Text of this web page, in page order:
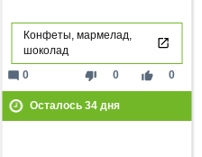
Конфеты, мармелад,
шоколад
thumb_down 0 thumb_up 0
mode_comment 0
Осталось 34дня